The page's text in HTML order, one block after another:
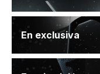
En exclusiva